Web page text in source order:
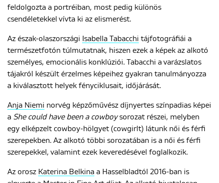
feldolgozta a portréiban, most pedig különös
csendéletekkel vívta ki az elismerést.
Az észak-olaszországi Isabella Tabacchi tájfotográfiái a
természetfotón túlmutatnak, hiszen ezek a képek az alkotó
személyes, emocionális konklúziói. Tabacchi a varázslatos
tájakról készült érzelmes képeihez gyakran tanulmányozza
a kiválasztott helyek fényciklusait, időjárását.
Anja Niemi norvég képzőművész díjnyertes színpadias képei
a She could have been a cowboysorozat részei, melyben
egy elképzelt cowboy-hölgyet (cowgirlt) látunk női és férfi
szerepekben. Az alkotó többi sorozatában is a női és férfi
szerepekkel, valamint ezek keveredésével foglalkozik.
Az orosz Katerina Belkina a Hasselbladtól 2016-ban is